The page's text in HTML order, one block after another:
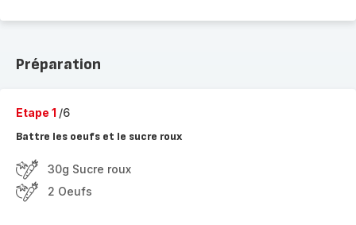
Préparation
Etape 1 /6
Battre les oeufs et le sucre roux
30g Sucre roux
2 Oeufs